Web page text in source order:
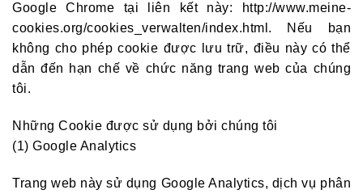
Google Chrome tại liên kết này: http://www.meine-
cookies.org/cookies_verwalten/index.html. Nếu bạn
không cho phép cookie được lưu trữ, điều này có thể
dẫn đến hạn chế về chức năng trang web của chúng
tôi.
Những Cookie được sử dụng bởi chúng tôi
(1) Google Analytics
Trang web này sử dụng Google Analytics, dịch vụ phân